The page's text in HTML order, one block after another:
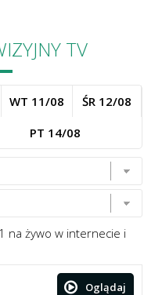
TV
WT 11/08
ŚR 12/08
PT 14/08
1 na żywo w internecie i
Oglądaj